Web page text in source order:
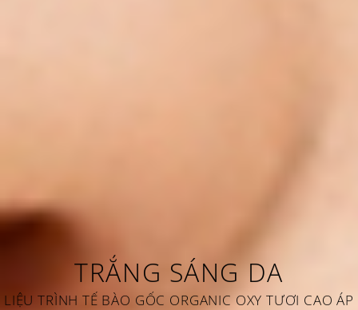
TRẮNG SÁNG DA
LIỆU TRÌNH TẾ BÀO GỐC ORGANIC OXY TƯƠI CAO ÁP